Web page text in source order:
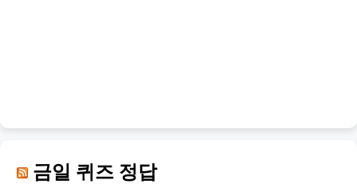
금일 퀴즈 정답